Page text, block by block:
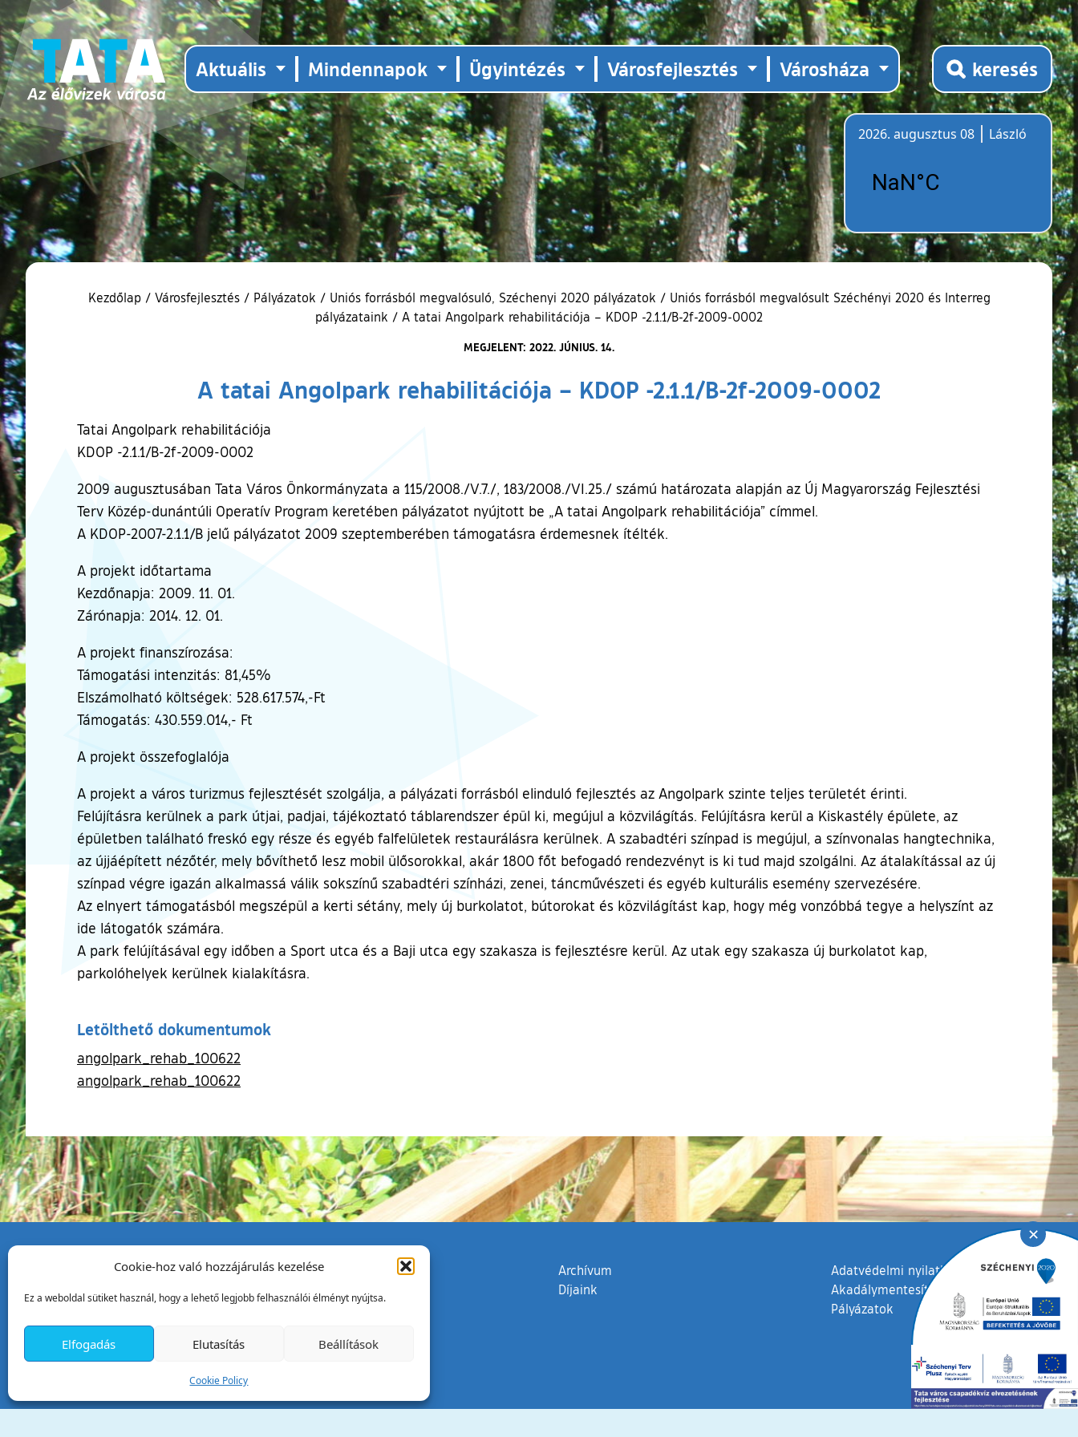
Cookie-hoz való hozzájárulás kezelése
Ez a weboldal sütiket használ, hogy a lehető legjobb felhasználói élményt nyújtsa.
Elfogadás Elutasítás Beállítások
Cookie Policy
Aktuális Mindennapok Ügyintézés Városfejlesztés Városháza keresés
2026. augusztus 08
László
Kezdőlap / Városfejlesztés / Pályázatok / Uniós forrásból megvalósuló, Széchenyi 2020 pályázatok / Uniós forrásból megvalósult Széchényi 2020 és Interreg
pályázataink / A tatai Angolpark rehabilitációja – KDOP -2.1.1/B-2f-2009-0002
MEGJELENT: 2022. JÚNIUS. 14.
A tatai Angolpark rehabilitációja – KDOP -2.1.1/B-2f-2009-0002
Tatai Angolpark rehabilitációja
KDOP -2.1.1/B-2f-2009-0002
2009 augusztusában Tata Város Önkormányzata a 115/2008./V.7./, 183/2008./VI.25./ számú határozata alapján az Új Magyarország Fejlesztési
Terv Közép-dunántúli Operatív Program keretében pályázatot nyújtott be „A tatai Angolpark rehabilitációja” címmel.
A KDOP-2007-2.1.1/B jelű pályázatot 2009 szeptemberében támogatásra érdemesnek ítélték.
A projekt időtartama
Kezdőnapja: 2009. 11. 01.
Zárónapja: 2014. 12. 01.
A projekt finanszírozása:
Támogatási intenzitás: 81,45%
Elszámolható költségek: 528.617.574,-Ft
Támogatás: 430.559.014,- Ft
A projekt összefoglalója
A projekt a város turizmus fejlesztését szolgálja, a pályázati forrásból elinduló fejlesztés az Angolpark szinte teljes területét érinti.
Felújításra kerülnek a park útjai, padjai, tájékoztató táblarendszer épül ki, megújul a közvilágítás. Felújításra kerül a Kiskastély épülete, az
épületben található freskó egy része és egyéb falfelületek restaurálásra kerülnek. A szabadtéri színpad is megújul, a színvonalas hangtechnika,
az újjáépített nézőtér, mely bővíthető lesz mobil ülősorokkal, akár 1800 főt befogadó rendezvényt is ki tud majd szolgálni. Az átalakítással az új
színpad végre igazán alkalmassá válik sokszínű szabadtéri színházi, zenei, táncművészeti és egyéb kulturális esemény szervezésére.
Az elnyert támogatásból megszépül a kerti sétány, mely új burkolatot, bútorokat és közvilágítást kap, hogy még vonzóbbá tegye a helyszínt az
ide látogatók számára.
A park felújításával egy időben a Sport utca és a Baji utca egy szakasza is fejlesztésre kerül. Az utak egy szakasza új burkolatot kap,
parkolóhelyek kerülnek kialakításra.
Letölthető dokumentumok
angolpark_rehab_100622
angolpark_rehab_100622
Tata Város Önkormányzata
2890 Tata, Kossuth tér 1.
+36 34 / 587 078
Email:ph@tata.hu
Archívum
Díjaink
Adatvédelmi nyilatkozat
Akadálymentesítési nyilatkozat
Pályázatok
✕